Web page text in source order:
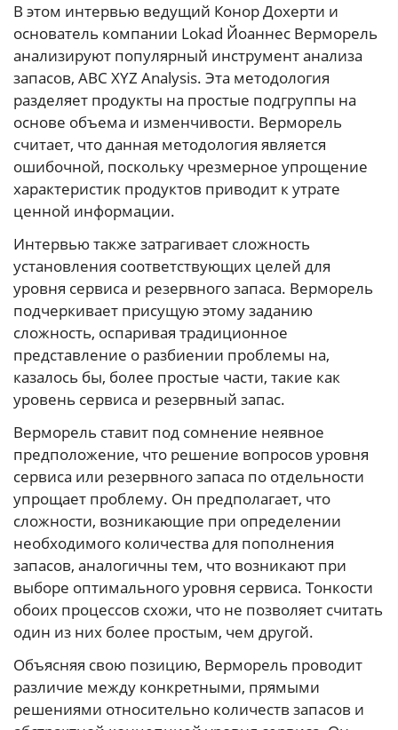
В этом интервью ведущий Конор Дохерти и
основатель компании Lokad Йоаннес Верморель
анализируют популярный инструмент анализа
запасов, ABC XYZ Analysis. Эта методология
разделяет продукты на простые подгруппы на
основе объема и изменчивости. Верморель
считает, что данная методология является
ошибочной, поскольку чрезмерное упрощение
характеристик продуктов приводит к утрате
ценной информации.
Интервью также затрагивает сложность
установления соответствующих целей для
уровня сервиса и резервного запаса. Верморель
подчеркивает присущую этому заданию
сложность, оспаривая традиционное
представление о разбиении проблемы на,
казалось бы, более простые части, такие как
уровень сервиса и резервный запас.
Верморель ставит под сомнение неявное
предположение, что решение вопросов уровня
сервиса или резервного запаса по отдельности
упрощает проблему. Он предполагает, что
сложности, возникающие при определении
необходимого количества для пополнения
запасов, аналогичны тем, что возникают при
выборе оптимального уровня сервиса. Тонкости
обоих процессов схожи, что не позволяет считать
один из них более простым, чем другой.
Объясняя свою позицию, Верморель проводит
различие между конкретными, прямыми
решениями относительно количеств запасов и